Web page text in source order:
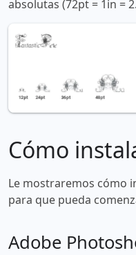
absolutas (72pt = 1in =
Cómo
Le mostraremos cómo
para que pueda
Adobe